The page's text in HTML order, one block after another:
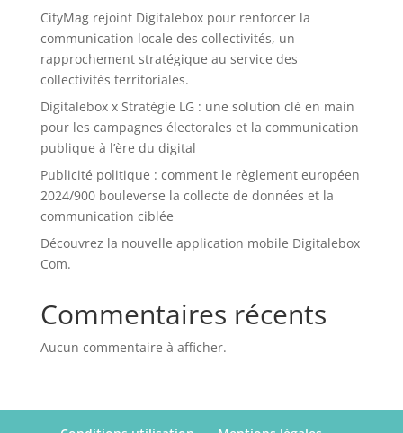
CityMag rejoint Digitalebox pour renforcer la
communication locale des collectivités, un
rapprochement stratégique au service des
collectivités territoriales.
Digitalebox x Stratégie LG : une solution clé en main
pour les campagnes électorales et la communication
publique à l’ère du digital
Publicité politique : comment le règlement européen
2024/900 bouleverse la collecte de données et la
communication ciblée
Découvrez la nouvelle application mobile Digitalebox
Com.
Commentaires récents
Aucun commentaire à afficher.